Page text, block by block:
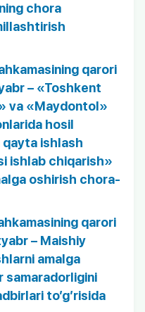
chora
qarori
– «Toshkent
va «Maydontol»
hosil
qayta ishlash
ishlab chiqarish»
oshirish chora-
qarori
– Maishiy
amalga
samaradorligini
to’g’risida